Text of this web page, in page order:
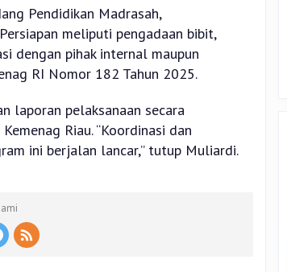
Pendidikan Madrasah,
meliputi pengadaan bibit,
dengan pihak internal maupun
RI Nomor 182 Tahun 2025.
laporan pelaksanaan secara
Riau. “Koordinasi dan
ini berjalan lancar,” tutup Muliardi.